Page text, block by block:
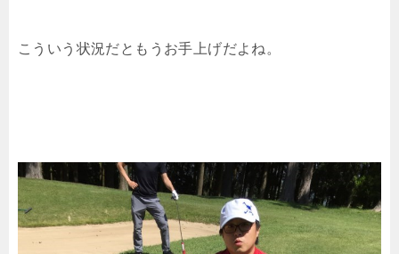
こういう状況だともうお手上げだよね。